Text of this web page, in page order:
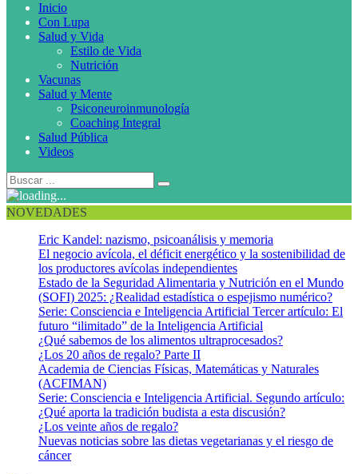
Inicio
Con Lupa
Salud y Vida
Estilo de Vida
Nutrición
Vacunas
Salud y Mente
Psiconeuroinmunología
Coaching Integral
Salud Pública
Videos
NOVEDADES
Eric Kandel: nazismo, psicoanálisis y memoria
El negocio avícola, el déficit energético y la sostenibilidad de
los productores avícolas independientes
Estado de la Seguridad Alimentaria y Nutrición en el Mundo
(SOFI) 2025: ¿Realidad estadística o espejismo numérico?
Serie: Consciencia e Inteligencia Artificial Tercer artículo: El
futuro “ilimitado” de la Inteligencia Artificial
¿Qué sabemos de los alimentos ultraprocesados?
¿Los 20 años de regalo? Parte II
Academia de Ciencias Físicas, Matemáticas y Naturales
(ACFIMAN)
Serie: Consciencia e Inteligencia Artificial. Segundo artículo:
¿Qué aporta la tradición budista a esta discusión?
¿Los veinte años de regalo?
Nuevas noticias sobre las dietas vegetarianas y el riesgo de
cáncer